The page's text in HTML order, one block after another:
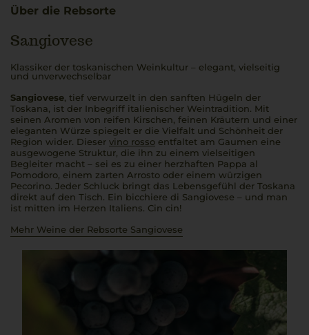
Über die Rebsorte
Sangiovese
Klassiker der toskanischen Weinkultur – elegant, vielseitig
und unverwechselbar
Sangiovese, tief verwurzelt in den sanften Hügeln der
Toskana, ist der Inbegriff italienischer Weintradition. Mit
seinen Aromen von reifen Kirschen, feinen Kräutern und einer
eleganten Würze spiegelt er die Vielfalt und Schönheit der
Region wider. Dieser vino rosso entfaltet am Gaumen eine
ausgewogene Struktur, die ihn zu einem vielseitigen
Begleiter macht – sei es zu einer herzhaften Pappa al
Pomodoro, einem zarten Arrosto oder einem würzigen
Pecorino. Jeder Schluck bringt das Lebensgefühl der Toskana
direkt auf den Tisch. Ein bicchiere di Sangiovese – und man
ist mitten im Herzen Italiens. Cin cin!
Mehr Weine der Rebsorte Sangiovese